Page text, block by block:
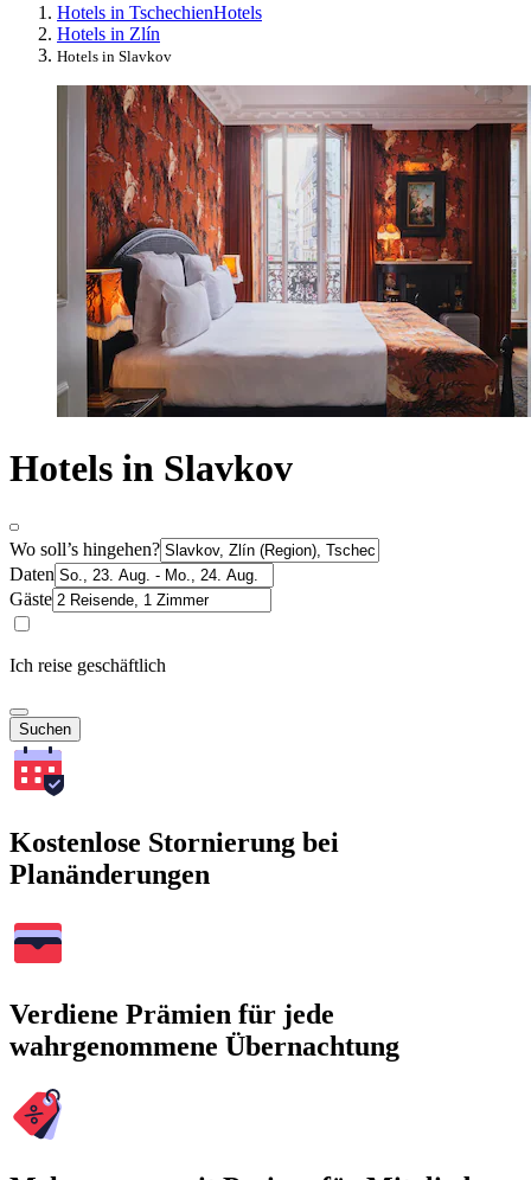
Hotels in TschechienHotels
Hotels in Zlín
Hotels in Slavkov
Hotels in Slavkov
Wo soll’s hingehen?
Daten
Gäste
Ich reise geschäftlich
Suchen
Kostenlose Stornierung bei
Planänderungen
Verdiene Prämien für jede
wahrgenommene Übernachtung